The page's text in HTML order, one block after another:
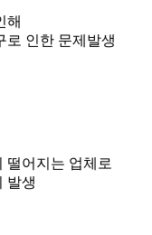
해
로 인한 문제발생
떨어지는 업체로
발생